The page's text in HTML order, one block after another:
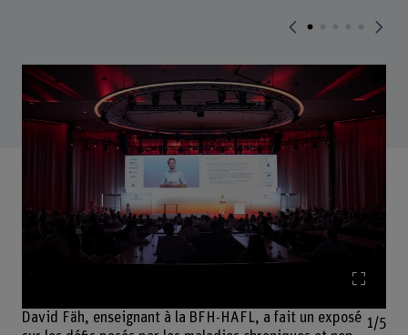
David Fäh, enseignant à la BFH-HAFL, a fait un exposé 1/5